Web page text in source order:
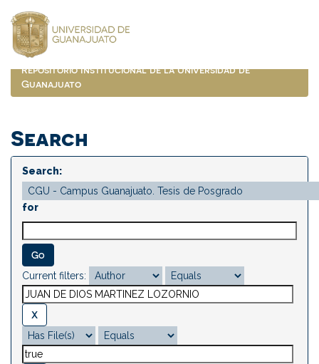
navigation
Repositorio Institucional de la Universidad de
Guanajuato
Search
Search:
for
Current filters: